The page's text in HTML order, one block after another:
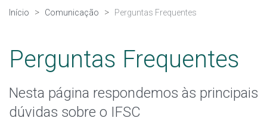
Conheça o IFSC
Cursos ofertados pelo IFSC
Sou/fui estudante do IFSC
Início Comunicação Perguntas Frequentes
Perguntas Frequentes
Nesta página respondemos às principais
dúvidas sobre o IFSC